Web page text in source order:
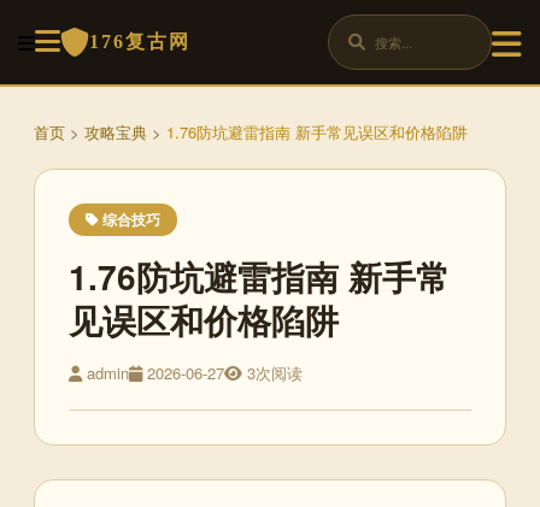
176复古网
首页 > 攻略宝典 > 1.76防坑避雷指南 新手常见误区和价格陷阱
综合技巧
1.76防坑避雷指南 新手常
见误区和价格陷阱
admin 2026-06-27 3次阅读